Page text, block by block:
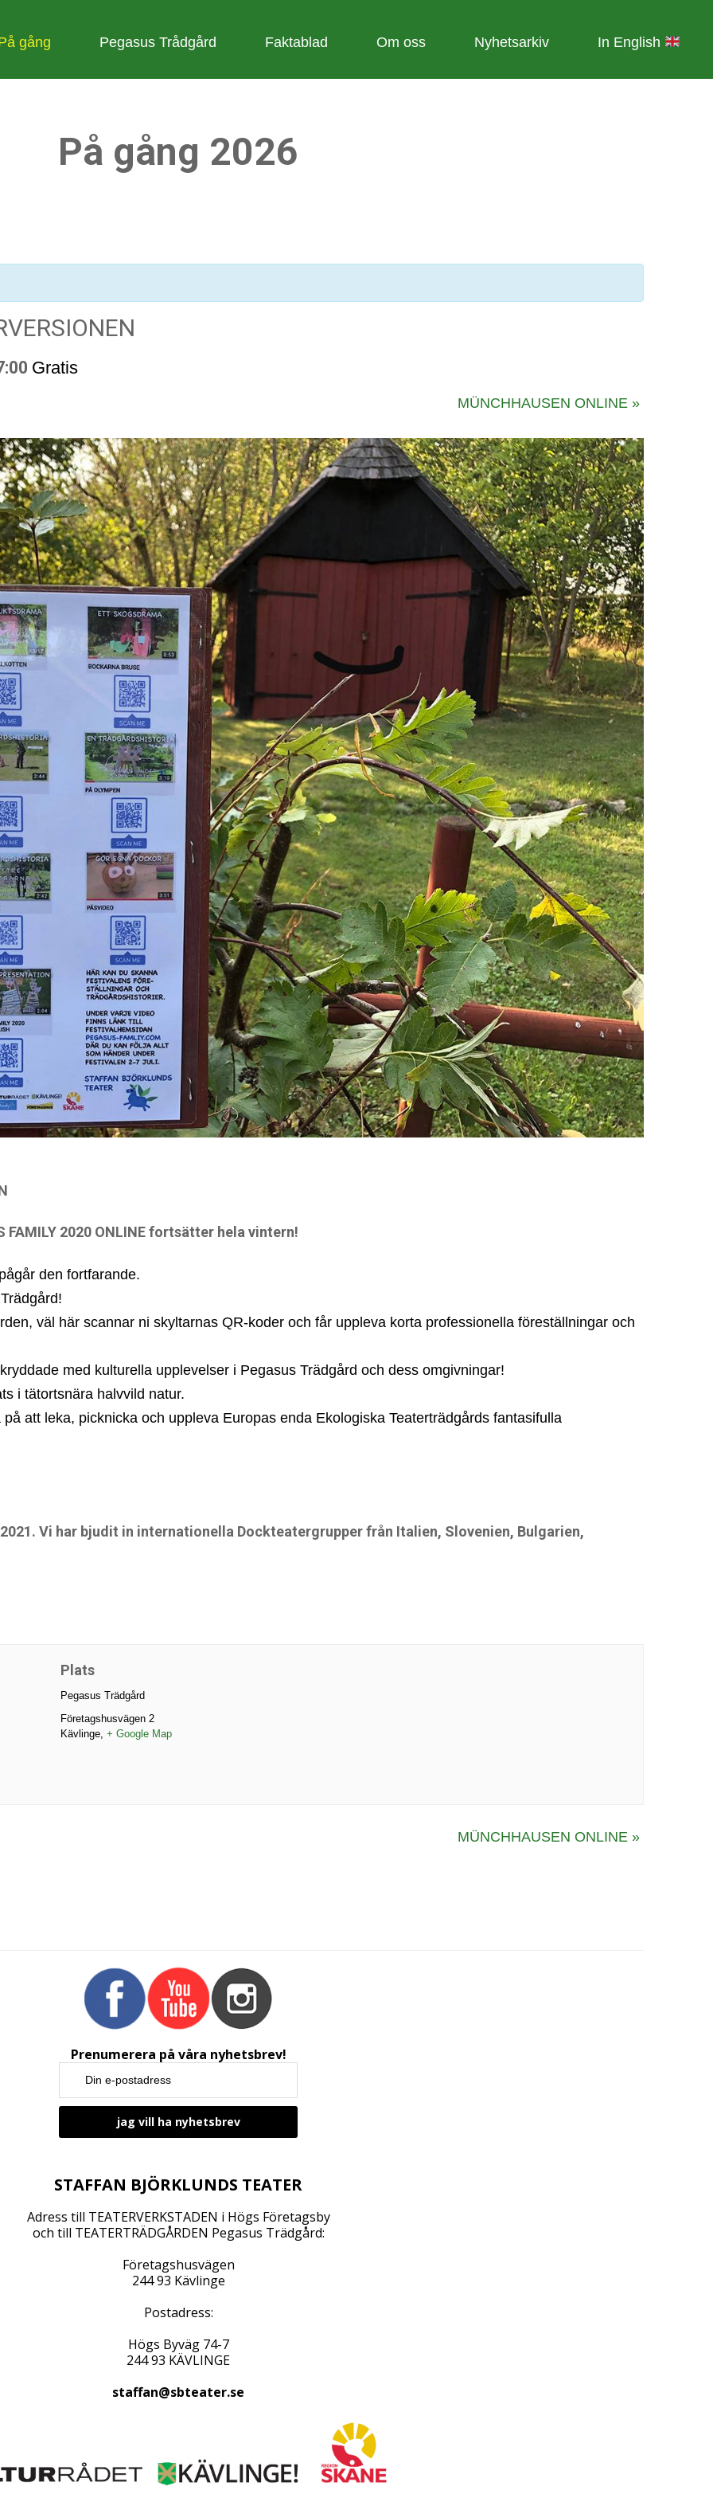
gång Pegasus Trådgård Faktablad Om oss Nyhetsarkiv In English
På gång 2026
Gratis
MÜNCHHAUSEN ONLINE »
2020 ONLINE fortsätter hela vintern!
den fortfarande.
väl här scannar ni skyltarnas QR-koder och får uppleva korta professionella föreställningar och
med kulturella upplevelser i Pegasus Trädgård och dess omgivningar!
i tätortsnära halvvild natur.
att leka, picknicka och uppleva Europas enda Ekologiska Teaterträdgårds fantasifulla
Vi har bjudit in internationella Dockteatergrupper från Italien, Slovenien, Bulgarien,
Plats
Pegasus Trädgård
Företagshusvägen 2
Kävlinge + Google Map
MÜNCHHAUSEN ONLINE »
Prenumerera på våra nyhetsbrev!
STAFFAN BJÖRKLUNDS TEATER
Adress till TEATERVERKSTADEN i Högs Företagsby
och till TEATERTRÄDGÅRDEN Pegasus Trädgård:
Företagshusvägen
244 93 Kävlinge
Postadress:
Högs Byväg 74-7
244 93 KÄVLINGE
staffan@sbteater.se